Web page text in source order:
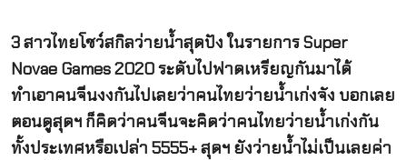
3 สาวไทยโชว์สกิลว่ายน้ำสุดปัง ในรายการ Super
Novae Games 2020 ระดับไปฟาดเหรียญกันมาได้
ทำเอาคนจีนงงกันไปเลยว่าคนไทยว่ายน้ำเก่งจัง บอกเลย
ตอนดูสุดฯ ก็คิดว่าคนจีนจะคิดว่าคนไทยว่ายน้ำเก่งกัน
ทั้งประเทศหรือเปล่า 5555+ สุดฯ ยังว่ายน้ำไม่เป็นเลยค่า